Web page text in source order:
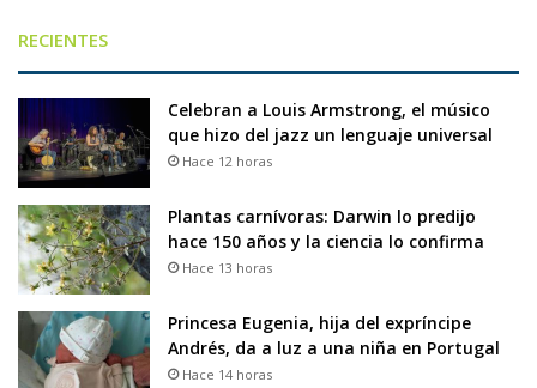
RECIENTES
Celebran a Louis Armstrong, el músico
que hizo del jazz un lenguaje universal
Hace 12 horas
Plantas carnívoras: Darwin lo predijo
hace 150 años y la ciencia lo confirma
Hace 13 horas
Princesa Eugenia, hija del expríncipe
Andrés, da a luz a una niña en Portugal
Hace 14 horas